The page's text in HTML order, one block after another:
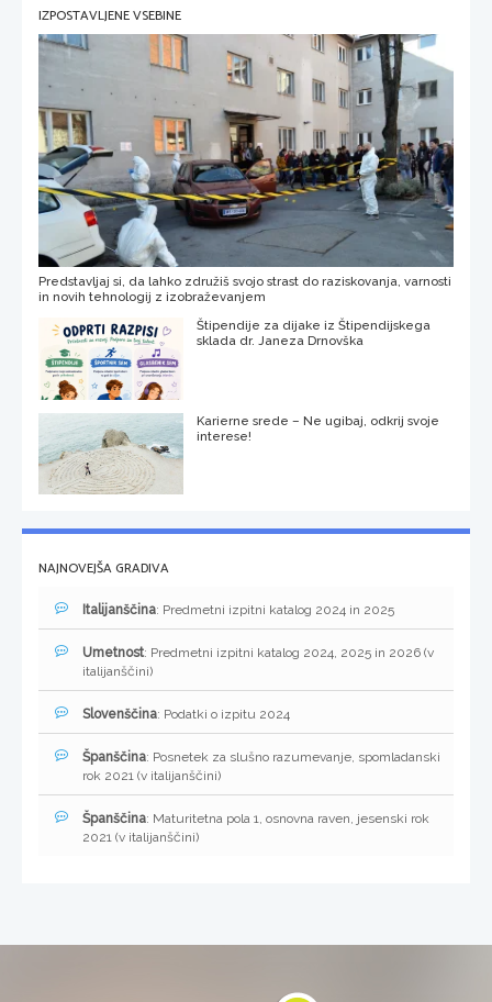
IZPOSTAVLJENE VSEBINE
Predstavljaj si, da lahko združiš svojo strast do raziskovanja, varnosti
in novih tehnologij z izobraževanjem
Štipendije za dijake iz Štipendijskega
sklada dr. Janeza Drnovška
Karierne srede – Ne ugibaj, odkrij svoje
interese!
NAJNOVEJŠA GRADIVA
Italijanščina: Predmetni izpitni katalog 2024 in 2025
Umetnost: Predmetni izpitni katalog 2024, 2025 in 2026 (v
italijanščini)
Slovenščina: Podatki o izpitu 2024
Španščina: Posnetek za slušno razumevanje, spomladanski
rok 2021 (v italijanščini)
Španščina: Maturitetna pola 1, osnovna raven, jesenski rok
2021 (v italijanščini)